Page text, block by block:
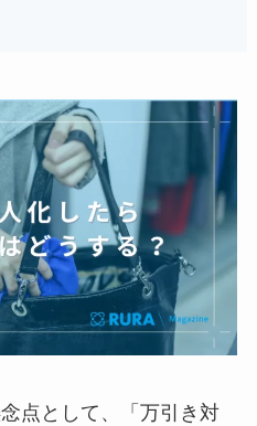
点として、「万引き対